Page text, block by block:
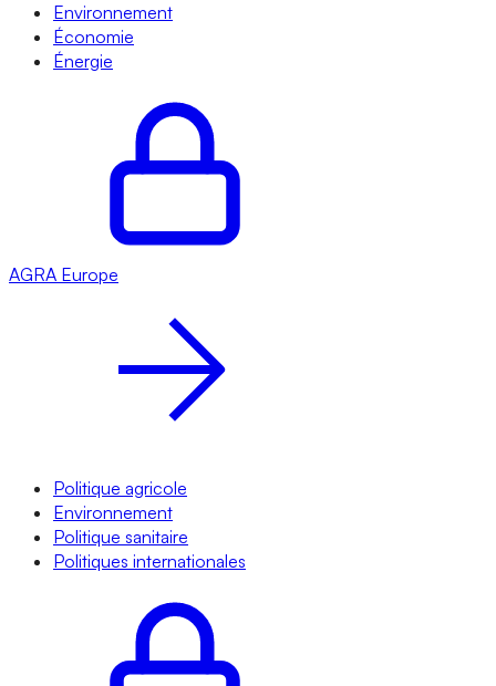
Environnement
Économie
Énergie
AGRA Europe
Politique agricole
Environnement
Politique sanitaire
Politiques internationales